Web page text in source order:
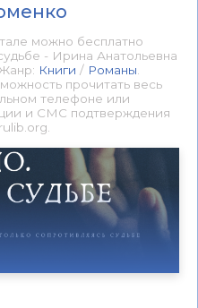
можно бесплатно
- Ирина Анатольевна
Книги / Романы
прочитать весь
телефоне или
и СМС подтверждения